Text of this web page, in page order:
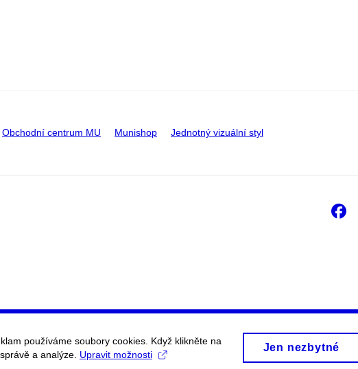
Obchodní centrum MU Munishop Jednotný vizuální styl
používáme soubory cookies. Když klikněte na
a analýze. Upravit možnosti
Jen nezbytné